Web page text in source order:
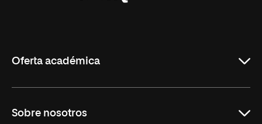
Oferta académica
Másteres Oficiales
Sobre nosotros